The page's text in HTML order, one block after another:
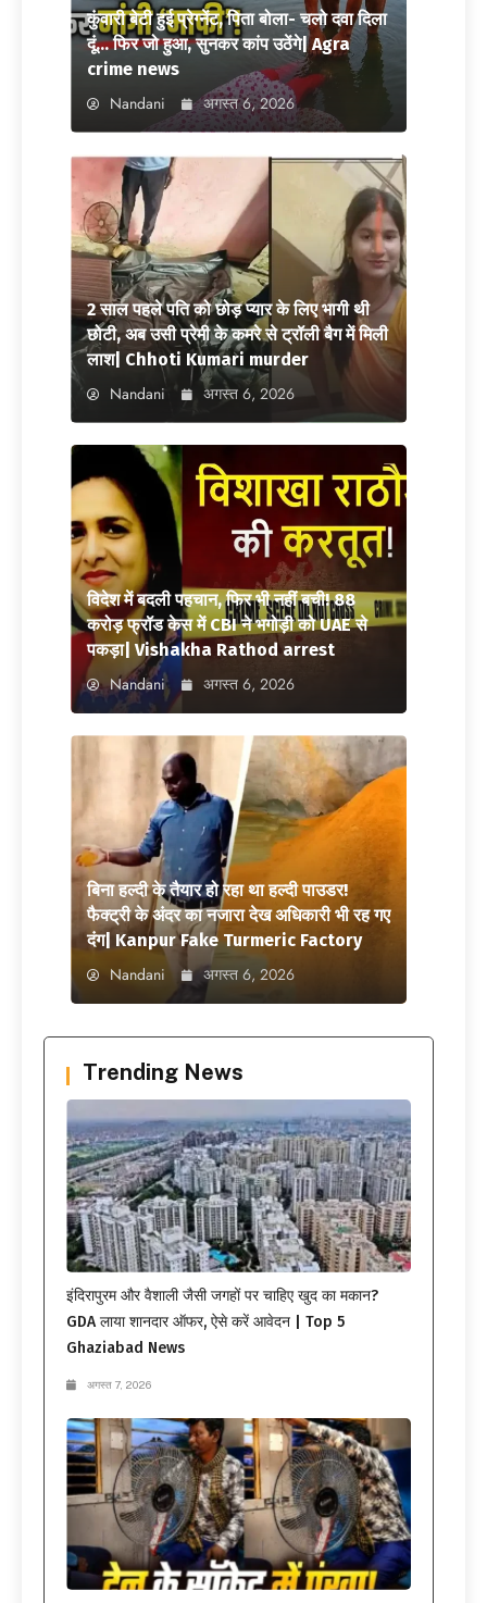
कुंवारी बेटी हुई प्रेग्नेंट, पिता बोला- चलो दवा दिला
दूं… फिर जो हुआ, सुनकर कांप उठेंगे| Agra
crime news
Nandani अगस्त 6, 2026
2 साल पहले पति को छोड़ प्यार के लिए भागी थी
छोटी, अब उसी प्रेमी के कमरे से ट्रॉली बैग में मिली
लाश| Chhoti Kumari murder
Nandani अगस्त 6, 2026
विदेश में बदली पहचान, फिर भी नहीं बची! 88
करोड़ फ्रॉड केस में CBI ने भगोड़ी को UAE से
पकड़ा| Vishakha Rathod arrest
Nandani अगस्त 6, 2026
बिना हल्दी के तैयार हो रहा था हल्दी पाउडर!
फैक्ट्री के अंदर का नजारा देख अधिकारी भी रह गए
दंग| Kanpur Fake Turmeric Factory
Nandani अगस्त 6, 2026
Trending News
इंदिरापुरम और वैशाली जैसी जगहों पर चाहिए खुद का मकान?
GDA लाया शानदार ऑफर, ऐसे करें आवेदन | Top 5
Ghaziabad News
अगस्त 7, 2026